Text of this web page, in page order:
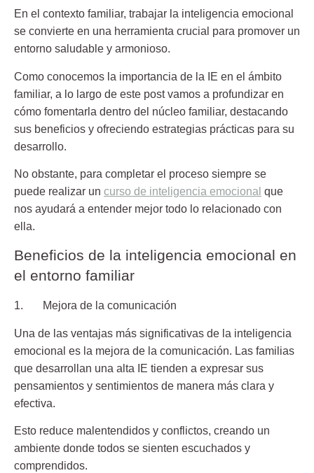
En el contexto familiar, trabajar la inteligencia emocional
se convierte en una herramienta crucial para promover un
entorno saludable y armonioso.
Como conocemos la importancia de la IE en el ámbito
familiar, a lo largo de este post vamos a profundizar en
cómo fomentarla dentro del núcleo familiar, destacando
sus beneficios y ofreciendo estrategias prácticas para su
desarrollo.
No obstante, para completar el proceso siempre se
puede realizar un curso de inteligencia emocional que
nos ayudará a entender mejor todo lo relacionado con
ella.
Beneficios de la inteligencia emocional en
el entorno familiar
1. Mejora de la comunicación
Una de las ventajas más significativas de la inteligencia
emocional es la mejora de la comunicación. Las familias
que desarrollan una alta IE tienden a expresar sus
pensamientos y sentimientos de manera más clara y
efectiva.
Esto reduce malentendidos y conflictos, creando un
ambiente donde todos se sienten escuchados y
comprendidos.